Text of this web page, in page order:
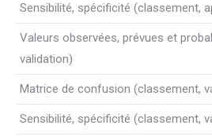
Sensibilité, spécificité (classement,
Valeurs observées, prévues et
validation)
Matrice de confusion (classement,
Sensibilité, spécificité (classement,